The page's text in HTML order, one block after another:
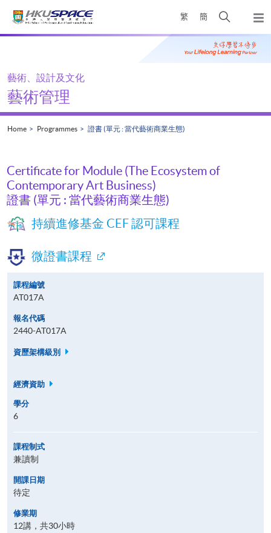
繁 簡
Open
search
panel
Main
藝術、設計及文化
藝術管理
Home Programmes 證書 (單元 : 當代藝術商業生態)
Certificate for Module (The Ecosystem of
Contemporary Art Business)
證書 (單元 : 當代藝術商業生態)
持續進修基金 CEF 認可課程
微證書課程
課程編號
AT017A
報名代碼
2440-AT017A
資歷架構級別
經濟資助
學分
6
課程制式
兼讀制
開課日期
待定
修業期
12講，共30小時